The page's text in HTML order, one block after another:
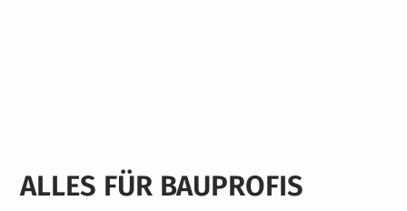
ALLES FÜR BAUPROFIS